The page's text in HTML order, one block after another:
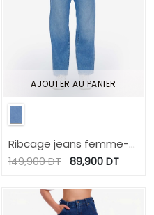
Ribcage jeans femme-
RAYA 2.0
149,900DT 89,900 DT
AJOUTER AU PANIER